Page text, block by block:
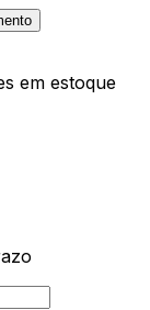
em estoque